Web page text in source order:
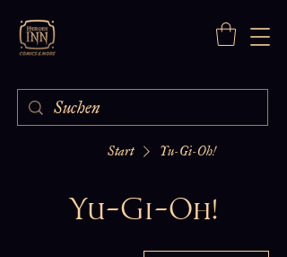
Start Yu-Gi-Oh!
Yu-Gi-Oh!